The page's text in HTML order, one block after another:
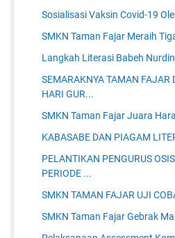
Sosialisasi Vaksin Covid-19
SMKN Taman Fajar Meraih
Langkah Literasi Babeh Nurdin
SEMARAKNYA TAMAN FAJAR
HARI GUR...
SMKN Taman Fajar Juara
KABASABE DAN PIAGAM
PELANTIKAN PENGURUS
PERIODE ...
SMKN TAMAN FAJAR UJI
SMKN Taman Fajar Gebrak